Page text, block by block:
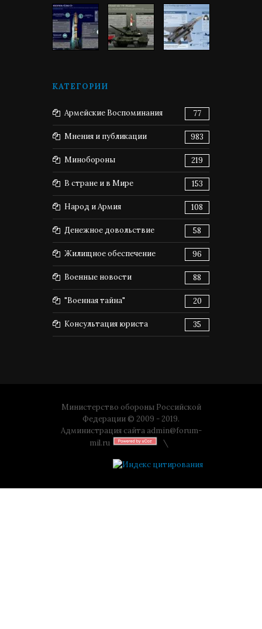
КАТЕГОРИИ
Армейские Воспоминания 77
Мнения и публикации 983
Минобороны 219
В стране и в Мире 153
Народ и Армия 108
Денежное довольствие 58
Жилищное обеспечение 96
Военные новости 88
"Военная тайна" 20
Консультация юриста 35
Министерство обороны Российской
Федерации © 2009 - 2019.
Администрация сайта admin@forum-
mil.ru